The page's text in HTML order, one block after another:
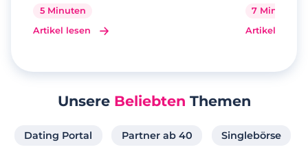
5 Minuten
Artikel lesen
7 Minuten
Artikel lesen
Unsere Beliebten Themen
Dating Portal Partner ab 40 Singlebörse